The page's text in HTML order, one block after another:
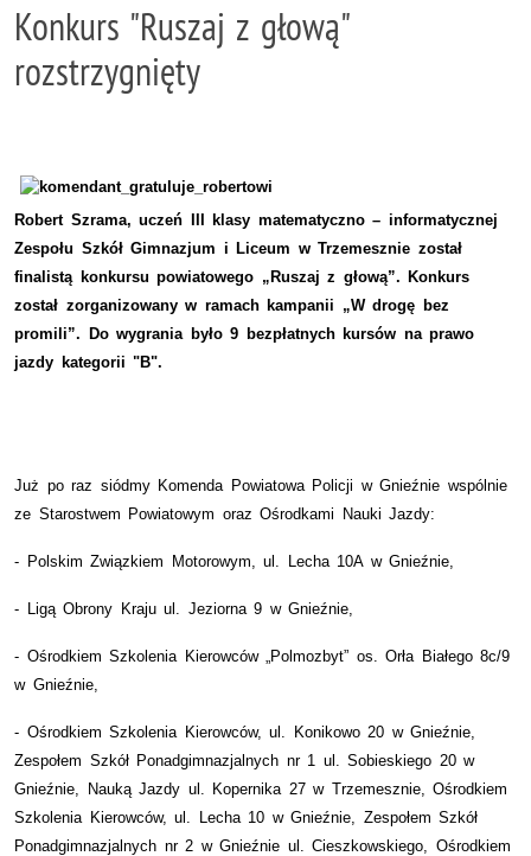
Konkurs "Ruszaj z głową"
rozstrzygnięty
Robert Szrama, uczeń III klasy matematyczno – informatycznej
Zespołu Szkół Gimnazjum i Liceum w Trzemesznie został
finalistą konkursu powiatowego „Ruszaj z głową”. Konkurs
został zorganizowany w ramach kampanii „W drogę bez
promili”. Do wygrania było 9 bezpłatnych kursów na prawo
jazdy kategorii "B".
Już po raz siódmy Komenda Powiatowa Policji w Gnieźnie wspólnie
ze Starostwem Powiatowym oraz Ośrodkami Nauki Jazdy:
- Polskim Związkiem Motorowym, ul. Lecha 10A w Gnieźnie,
- Ligą Obrony Kraju ul. Jeziorna 9 w Gnieźnie,
- Ośrodkiem Szkolenia Kierowców „Polmozbyt” os. Orła Białego 8c/9
w Gnieźnie,
- Ośrodkiem Szkolenia Kierowców, ul. Konikowo 20 w Gnieźnie,
Zespołem Szkół Ponadgimnazjalnych nr 1 ul. Sobieskiego 20 w
Gnieźnie, Nauką Jazdy ul. Kopernika 27 w Trzemesznie, Ośrodkiem
Szkolenia Kierowców, ul. Lecha 10 w Gnieźnie, Zespołem Szkół
Ponadgimnazjalnych nr 2 w Gnieźnie ul. Cieszkowskiego, Ośrodkiem